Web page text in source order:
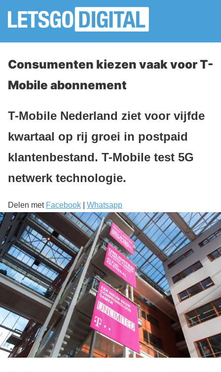
Consumenten kiezen vaak voor T-
Mobile abonnement
T-Mobile Nederland ziet voor vijfde
kwartaal op rij groei in postpaid
klantenbestand. T-Mobile test 5G
netwerk technologie.
Delen met Facebook Whatsapp